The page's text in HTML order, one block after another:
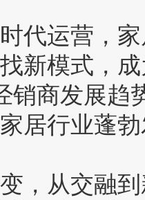
运营，家
新模式，
销商发展趋
居行业蓬
从交融到